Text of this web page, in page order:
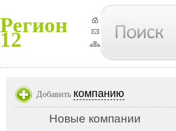
Регион
12
Добавить компанию
Новые компании